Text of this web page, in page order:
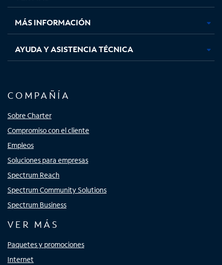
nuevanuevanuevanueva
MÁS INFORMACIÓN
AYUDA Y ASISTENCIA TÉCNICA
COMPAÑÍA
Sobre Charter
Compromiso con el cliente
Empleos
Soluciones para empresas
Spectrum Reach
Spectrum Community Solutions
Spectrum Business
VER MÁS
Paquetes y promociones
Internet